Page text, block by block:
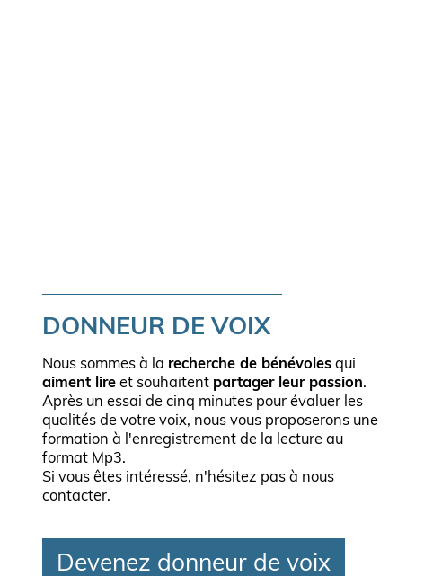
DONNEUR DE VOIX
Nous sommes à la recherche de bénévoles qui
aiment lire et souhaitent partager leur passion.
Après un essai de cinq minutes pour évaluer les
qualités de votre voix, nous vous proposerons une
formation à l'enregistrement de la lecture au
format Mp3.
Si vous êtes intéressé, n'hésitez pas à nous
contacter.
Devenez donneur de voix